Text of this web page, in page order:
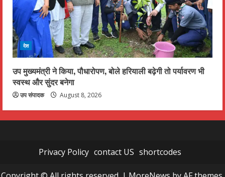
देश
उप मुख्यमंत्री ने किया, पौधारोपण, बोले हरियाली बढ़ेगी तो पर्यावरण भी
स्वस्थ और सुंदर बनेगा
उप संपादक August 8, 2026
Privacy Policy contact US shortcodes